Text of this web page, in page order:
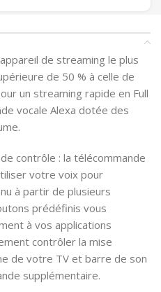
de streaming le plus
de 50 % à celle de
un streaming rapide en Full
vocale Alexa dotée des
contrôle : la télécommande
votre voix pour
à partir de plusieurs
prédéfinis vous
à vos applications
contrôler la mise
de votre TV et barre de son
supplémentaire.